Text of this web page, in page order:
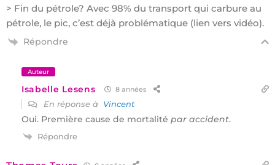
> Fin du pétrole? Avec 98% du transport qui carbure au
pétrole, le pic, c’est déjà problématique (lien vers vidéo).
Répondre
Auteur
Isabelle Lesens 8 années
En réponse à Vincent
Oui. Première cause de mortalité par accident.
Répondre